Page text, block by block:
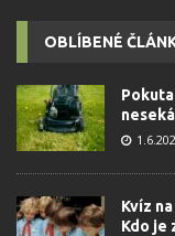
OBLÍBENÉ
Kvíz
Kdo je